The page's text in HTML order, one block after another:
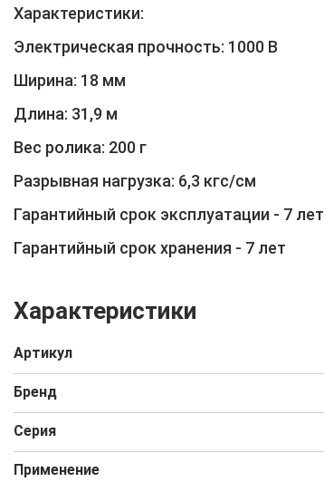
Характеристики:
Электрическая прочность: 1000 В
Ширина: 18 мм
Длина: 31,9 м
Вес ролика: 200 г
Разрывная нагрузка: 6,3 кгс/см
Гарантийный срок эксплуатации - 7 лет
Гарантийный срок хранения - 7 лет
Характеристики
Артикул
Бренд
Серия
Применение